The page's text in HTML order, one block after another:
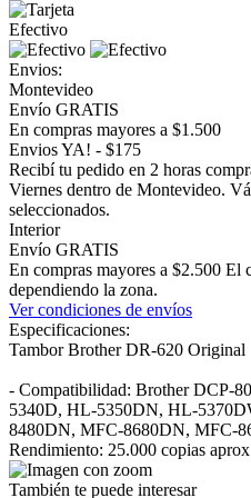
Efectivo
Envios:
Montevideo
Envío GRATIS
En compras mayores a $1.500
Envios YA! - $175
Recibí tu pedido en 2 horas
Viernes dentro de Montevideo.
seleccionados.
Interior
Envío GRATIS
En compras mayores a $2.500 El
dependiendo la zona.
Ver condiciones de envíos
Especificaciones:
Tambor Brother DR-620 Original
- Compatibilidad: Brother DCP-
5340D, HL-5350DN, HL-
8480DN, MFC-8680DN, MFC-
Rendimiento: 25.000 copias aprox
También te puede interesar